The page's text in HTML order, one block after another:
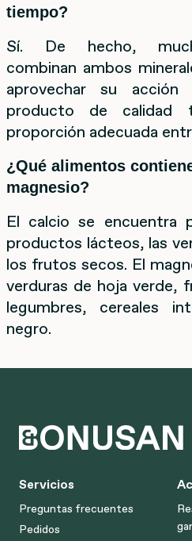
tiempo?
Sí. De hecho,
combinan ambos
aprovechar su acción
producto de calidad
proporción adecuada
¿Qué alimentos
magnesio?
El calcio se encuentra
productos lácteos, las
los frutos secos. El
verduras de hoja verde,
legumbres, cereales
negro.
Servicios
Preguntas frecuentes
Pedidos